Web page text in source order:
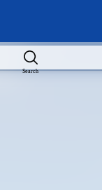
Search